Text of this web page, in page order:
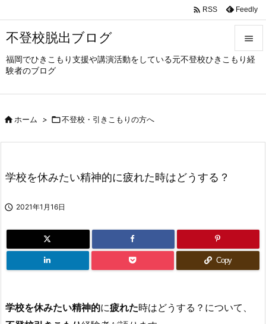
不登校脱出ブログ
福岡でひきこもり支援や講演活動をしている元不登校ひきこもり経
験者のブログ



 RSS Feedly
ホーム > 不登校・引きこもりの方へ
学校を休みたい精神的に疲れた時はどうする？
 2021年1月16日
Copy
学校を休みたい精神的に疲れた時はどうする？について、